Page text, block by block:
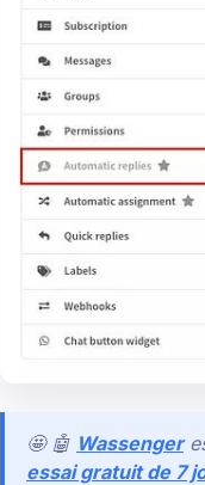
🤩 🤖 Wassenger
essai gratuit de 7